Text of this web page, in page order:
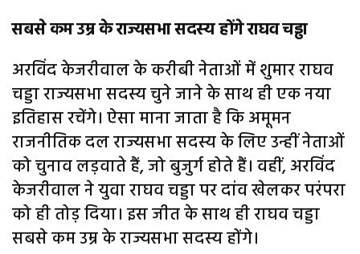
सबसे कम उम्र के राज्यसभा सदस्य होंगे राघव चड्ढा
अरविंद केजरीवाल के करीबी नेताओं में शुमार राघव
चड्डा राज्यसभा सदस्य चुने जाने के साथ ही एक नया
इतिहास रचेंगे। ऐसा माना जाता है कि अमूमन
राजनीतिक दल राज्यसभा सदस्य के लिए उन्हीं नेताओं
को चुनाव लड़वाते हैं, जो बुजुर्ग होते हैं। वहीं, अरविंद
केजरीवाल ने युवा राघव चड्डा पर दांव खेलकर परंपरा
को ही तोड़ दिया। इस जीत के साथ ही राघव चड्डा
सबसे कम उम्र के राज्यसभा सदस्य होंगे।